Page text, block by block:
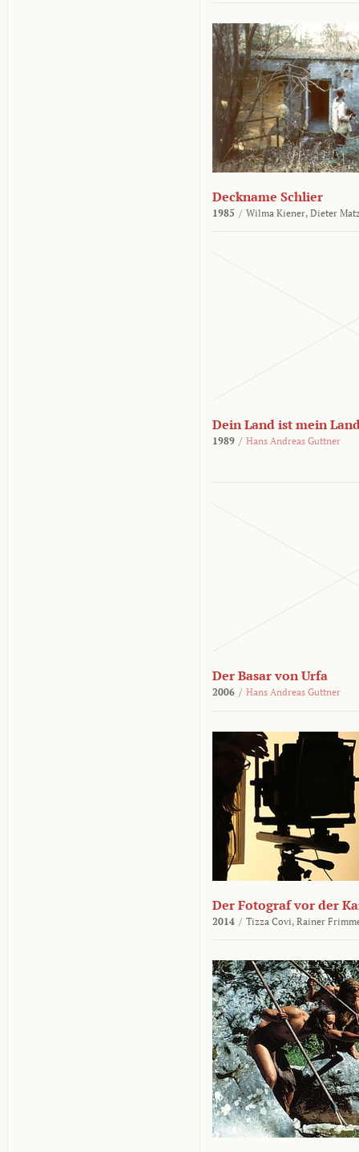
Deckname Schlier
1985 / Wilma Kiener, Dieter
Dein Land ist mein
1989 / Hans Andreas Guttner
Der Basar von Urfa
2006 / Hans Andreas Guttner
Der Fotograf vor der
2014 / Tizza Covi, Rainer